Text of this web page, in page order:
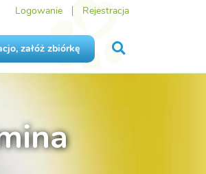
Logowanie Rejestracja
załóż zbiórkę